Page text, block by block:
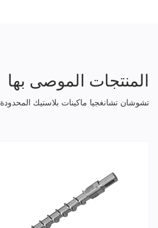
المنتجات الموصى بها
تشوشان تشانغجيا ماكينات بلاستيك المحدودة